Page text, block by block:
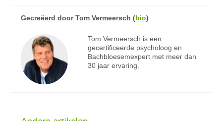
Gecreëerd doorTom Vermeersch (bio)
Tom Vermeersch is een
gecertificeerde psycholoog en
Bachbloesemexpert met meer dan
30 jaar ervaring.